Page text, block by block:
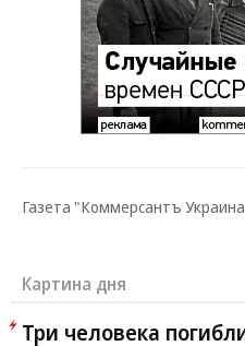
Газета "Коммерсантъ
Картина дня
Три человека